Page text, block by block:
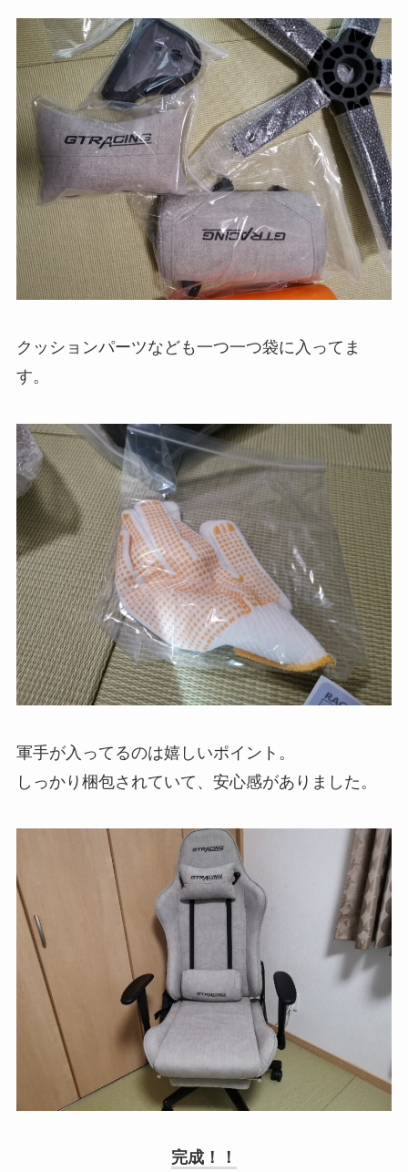
クッションパーツなども一つ一つ袋に入ってま
す。
軍手が入ってるのは嬉しいポイント。
しっかり梱包されていて、安心感がありました。
完成！！